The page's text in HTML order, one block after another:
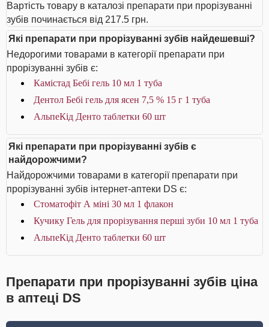
Вартість товару в каталозі препарати при прорізуванні
зубів починається від 217.5 грн.
Які препарати при прорізуванні зубів найдешевші?
Недорогими товарами в категорії препарати при
прорізуванні зубів є:
Камістад Бебі гель 10 мл 1 туба
Дентол Бебі гель для ясен 7,5 % 15 г 1 туба
АльпеКід Денто таблетки 60 шт
Які препарати при прорізуванні зубів є
найдорожчими?
Найдорожчими товарами в категорії препарати при
прорізуванні зубів інтернет-аптеки DS є:
Стоматофіт А міні 30 мл 1 флакон
Кучику Гель для прорізування перші зуби 10 мл 1 туба
АльпеКід Денто таблетки 60 шт
Препарати при прорізуванні зубів ціна
в аптеці DS